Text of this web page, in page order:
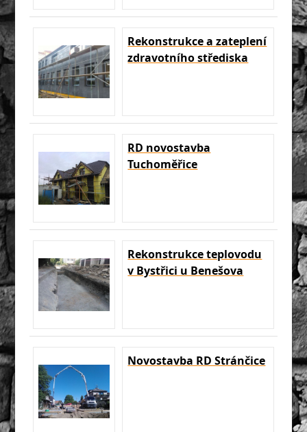
Rekonstrukce a zateplení
zdravotního střediska
RD novostavba
Tuchoměřice
Rekonstrukce teplovodu
v Bystřici u Benešova
Novostavba RD Stránčice